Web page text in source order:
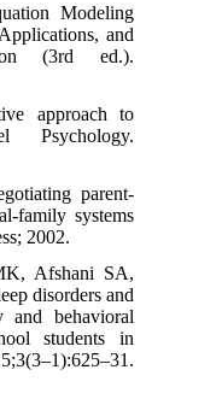
Modeling
and
(3rd ed.).
approach to
Psychology.
parent-
family systems
2002.
Afshani SA,
disorders and
and behavioral
students in